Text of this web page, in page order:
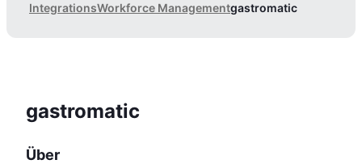
IntegrationsWorkforce Managementgastromatic
gastromatic
Über